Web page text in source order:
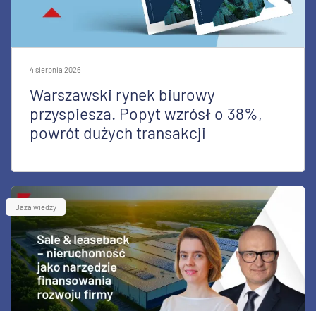
4 sierpnia 2026
Warszawski rynek biurowy
przyspiesza. Popyt wzrósł o 38%,
powrót dużych transakcji
Baza wiedzy